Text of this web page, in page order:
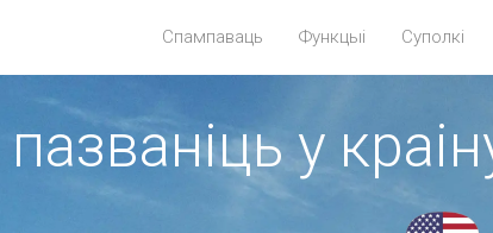
Спампаваць Функцыі Суполкі
у